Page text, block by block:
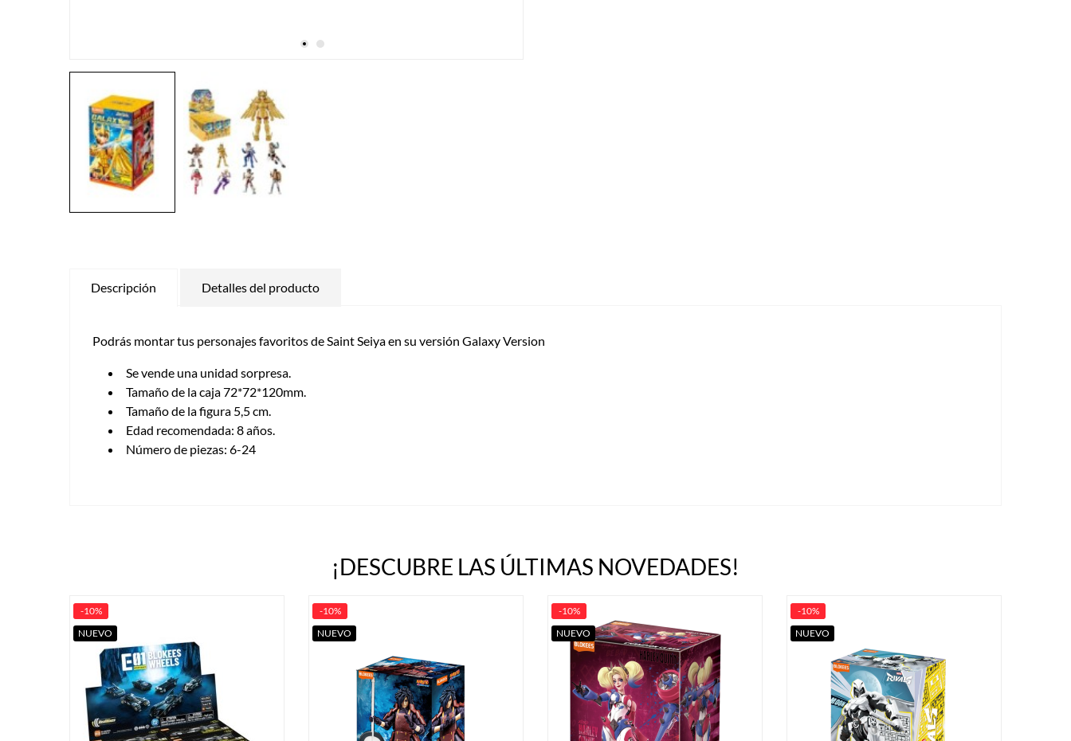
Descripción Detalles del producto
Podrás montar tus personajes favoritos de Saint Seiya en su versión Galaxy Version
Se vende una unidad sorpresa.
Tamaño de la caja 72*72*120mm.
Tamaño de la figura 5,5 cm.
Edad recomendada: 8 años.
Número de piezas: 6-24
¡DESCUBRE LAS ÚLTIMAS NOVEDADES!
-10%
NUEVO
-10%
NUEVO
-10%
NUEVO
-10%
NUEVO